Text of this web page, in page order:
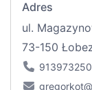
Adres
ul.
73-150
913973250